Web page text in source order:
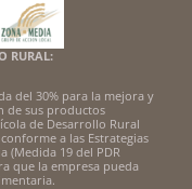
RURAL:
del 30% para la mejora y
de sus productos
de Desarrollo Rural
a las Estrategias
(Medida 19 del PDR
que la empresa pueda